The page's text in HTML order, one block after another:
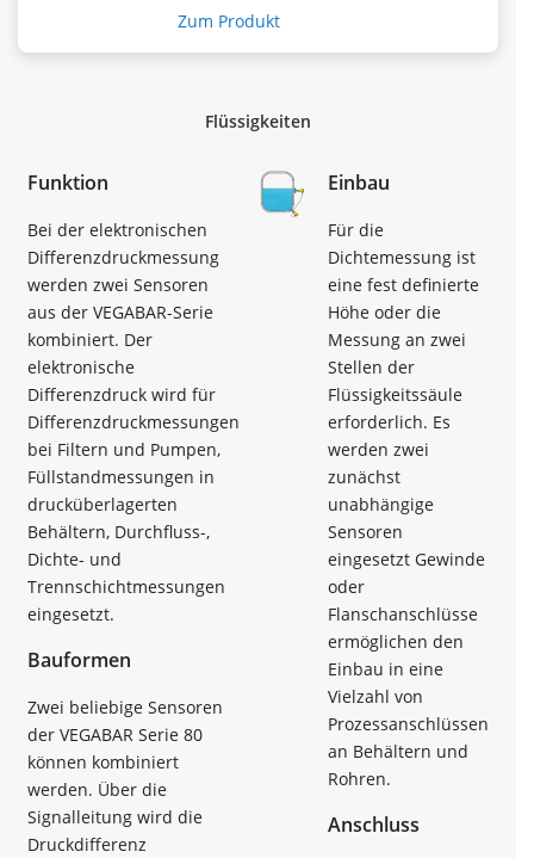
Zum Produkt
Flüssigkeiten
Funktion
Bei der elektronischen
Differenzdruckmessung
werden zwei Sensoren
aus der VEGABAR-Serie
kombiniert. Der
elektronische
Differenzdruck wird für
Differenzdruckmessungen
bei Filtern und Pumpen,
Füllstandmessungen in
drucküberlagerten
Behältern, Durchfluss-,
Dichte- und
Trennschichtmessungen
eingesetzt.
Bauformen
Zwei beliebige Sensoren
der VEGABAR Serie 80
können kombiniert
werden. Über die
Signalleitung wird die
Druckdifferenz
Einbau
Für die
Dichtemessung ist
eine fest definierte
Höhe oder die
Messung an zwei
Stellen der
Flüssigkeitssäule
erforderlich. Es
werden zwei
zunächst
unabhängige
Sensoren
eingesetzt Gewinde
oder
Flanschanschlüsse
ermöglichen den
Einbau in eine
Vielzahl von
Prozessanschlüssen
an Behältern und
Rohren.
Anschluss